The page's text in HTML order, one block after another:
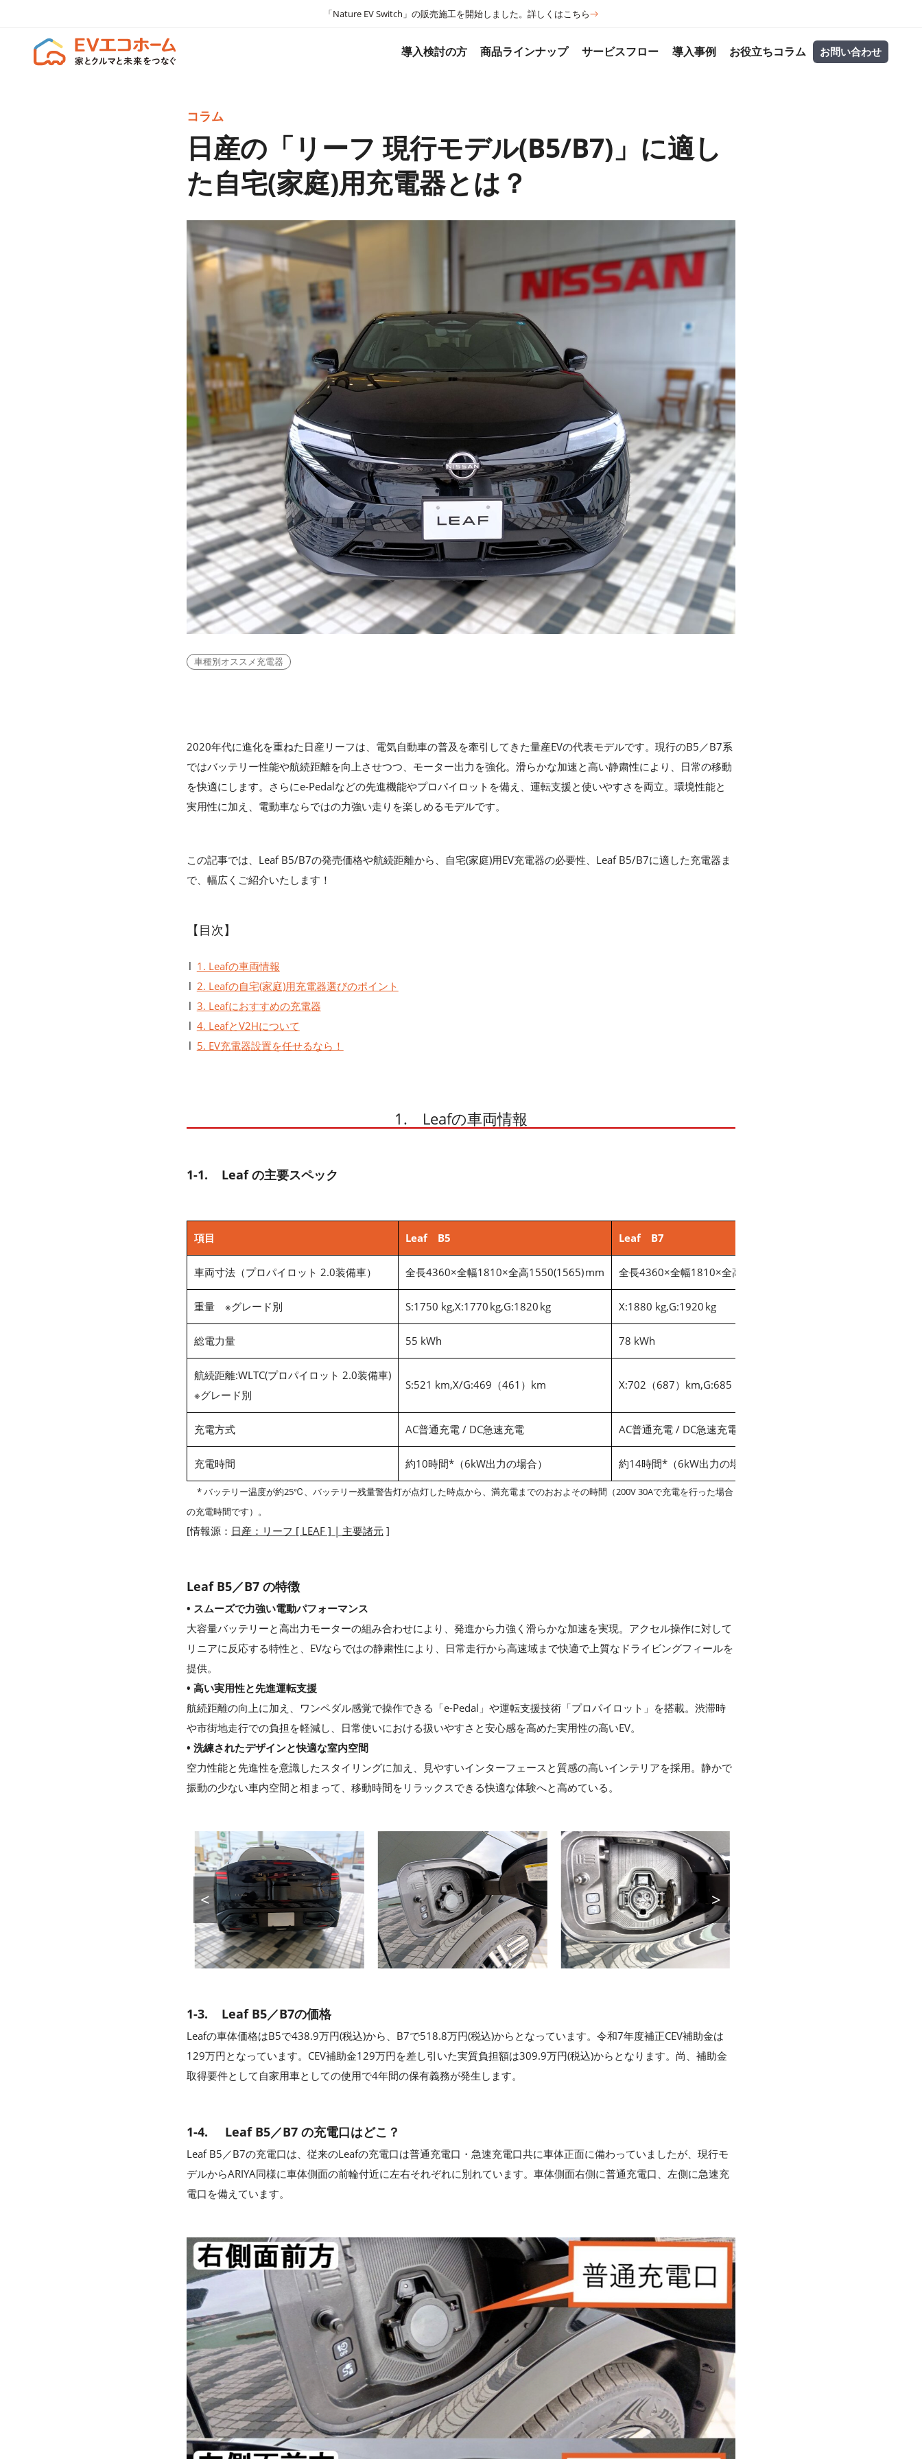
「Nature EV Switch」の販売施工を開始しました。詳しくはこちら
導入検討の方 商品ラインナップ サービスフロー 導入事例 お役立ちコラム お問い合わせ
コラム
日産の「リーフ 現行モデル(B5/B7)」に適し
た自宅(家庭)用充電器とは？
車種別オススメ充電器
2020年代に進化を重ねた日産リーフは、電気自動車の普及を牽引してきた量産EVの代表モデルです。現行のB5／B7系
ではバッテリー性能や航続距離を向上させつつ、モーター出力を強化。滑らかな加速と高い静粛性により、日常の移動
を快適にします。さらにe‑Pedalなどの先進機能やプロパイロットを備え、運転支援と使いやすさを両立。環境性能と
実用性に加え、電動車ならではの力強い走りを楽しめるモデルです。
この記事では、Leaf B5/B7の発売価格や航続距離から、自宅(家庭)用EV充電器の必要性、Leaf B5/B7に適した充電器ま
で、幅広くご紹介いたします！
【目次】
1. Leafの車両情報
2. Leafの自宅(家庭)用充電器選びのポイント
3. Leafにおすすめの充電器
4. LeafとV2Hについて
5. EV充電器設置を任せるなら！
1. Leafの車両情報
1-1. Leaf の主要スペック
項目 Leaf B5 Leaf B7
車両寸法（プロパイロット 2.0装備車） 全長4360×全幅1810×全高1550(1565) mm 全長4360×全幅1810×全高1550(1565) mm
重量 ※グレード別 S:1750 kg,X:1770 kg,G:1820 kg X:1880 kg,G:1920 kg
総電力量 55 kWh 78 kWh
航続距離:WLTC(プロパイロット 2.0装備車)
※グレード別
S:521 km,X/G:469（461）km X:702（687）km,G:685（670）km
充電方式 AC普通充電 / DC急速充電 AC普通充電 / DC急速充電
充電時間 約10時間*（6kW出力の場合） 約14時間*（6kW出力の場合）
* バッテリー温度が約25℃、バッテリー残量警告灯が点灯した時点から、満充電までのおおよその時間（200V 30Aで充電を⾏った場合
の充電時間です）。
[情報源： 日産：リーフ [ LEAF ] | 主要諸元 ]
Leaf B5／B7 の特徴
• スムーズで力強い電動パフォーマンス
大容量バッテリーと高出力モーターの組み合わせにより、発進から力強く滑らかな加速を実現。アクセル操作に対して
リニアに反応する特性と、EVならではの静粛性により、日常走行から高速域まで快適で上質なドライビングフィールを
提供。
• 高い実用性と先進運転支援
航続距離の向上に加え、ワンペダル感覚で操作できる「e‑Pedal」や運転支援技術「プロパイロット」を搭載。渋滞時
や市街地走行での負担を軽減し、日常使いにおける扱いやすさと安心感を高めた実用性の高いEV。
• 洗練されたデザインと快適な室内空間
空力性能と先進性を意識したスタイリングに加え、見やすいインターフェースと質感の高いインテリアを採用。静かで
振動の少ない車内空間と相まって、移動時間をリラックスできる快適な体験へと高めている。
< >
1-3. Leaf B5／B7の価格
Leafの車体価格はB5で438.9万円(税込)から、B7で518.8万円(税込)からとなっています。令和7年度補正CEV補助金は
129万円となっています。CEV補助金129万円を差し引いた実質負担額は309.9万円(税込)からとなります。尚、補助金
取得要件として自家用車としての使用で4年間の保有義務が発生します。
1-4. Leaf B5／B7 の充電口はどこ？
Leaf B5／B7の充電口は、従来のLeafの充電口は普通充電口・急速充電口共に車体正面に備わっていましたが、現行モ
デルからARIYA同様に車体側面の前輪付近に左右それぞれに別れています。車体側面右側に普通充電口、左側に急速充
電口を備えています。